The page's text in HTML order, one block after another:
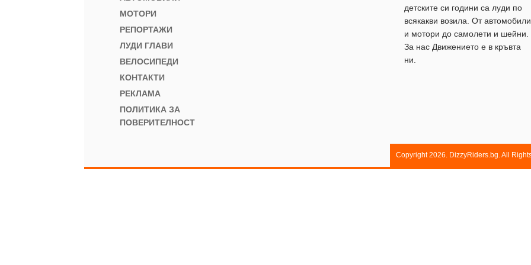
МОТОРИ
РЕПОРТАЖИ
ЛУДИ ГЛАВИ
ВЕЛОСИПЕДИ
КОНТАКТИ
РЕКЛАМА
ПОЛИТИКА ЗА
ПОВЕРИТЕЛНОСТ
детските си години са луди по
всякакви возила. От автомобили
и мотори до самолети и шейни.
За нас Движението е в кръвта
ни.
Copyright 2026. DizzyRiders.bg. All